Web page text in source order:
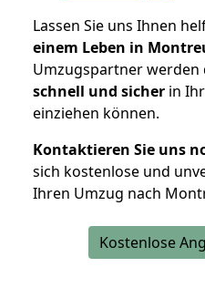
Lassen Sie uns Ihnen
einem Leben in
Umzugspartner werden
schnell und sicher in
einziehen können.
Kontaktieren Sie uns
sich kostenlose und
Ihren Umzug nach
Kostenlose